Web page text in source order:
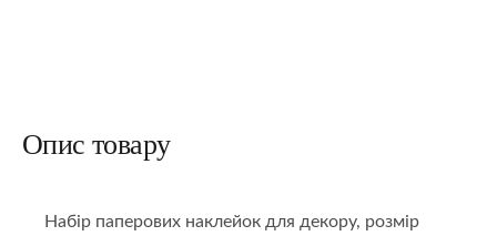
Опис товару
Набір паперових наклейок для декору, розмір